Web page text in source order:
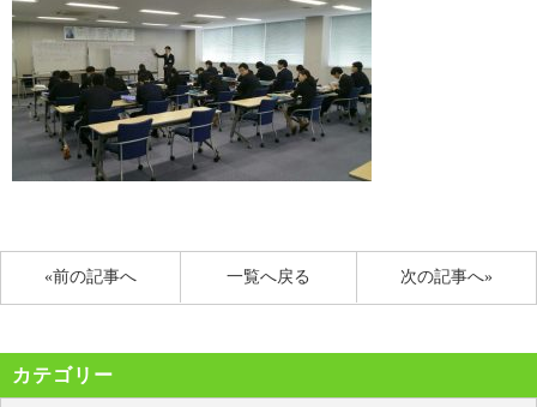
«前の記事へ 次の記事へ»
一覧へ戻る
カテゴリー